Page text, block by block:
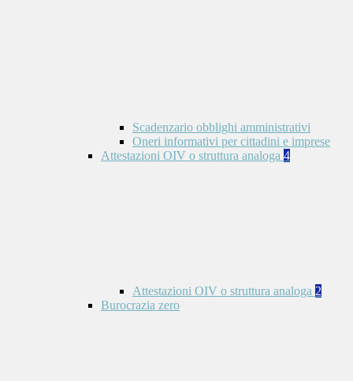
Scadenzario obblighi amministrativi
Oneri informativi per cittadini e imprese
Attestazioni OIV o struttura analoga 4
Attestazioni OIV o struttura analoga 2
Burocrazia zero